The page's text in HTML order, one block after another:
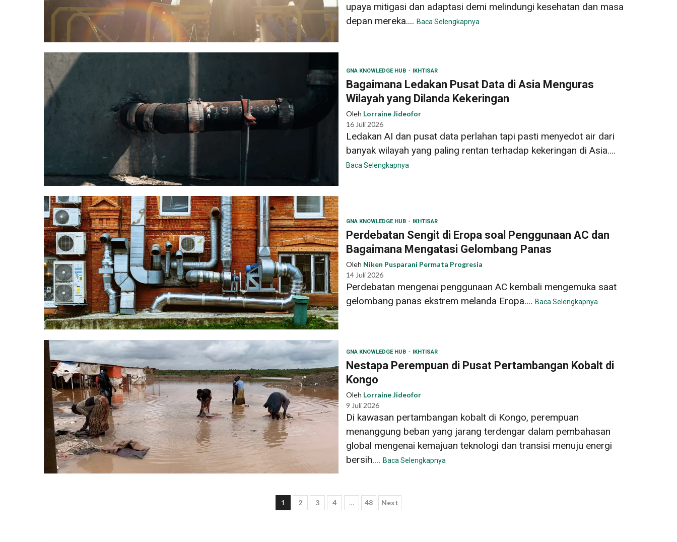
upaya mitigasi dan adaptasi demi melindungi kesehatan dan masa
depan mereka.... Baca Selengkapnya
GNA KNOWLEDGE HUB IKHTISAR
Bagaimana Ledakan Pusat Data di Asia Menguras
Wilayah yang Dilanda Kekeringan
Oleh Lorraine Jideofor
16 Juli 2026
Ledakan AI dan pusat data perlahan tapi pasti menyedot air dari
banyak wilayah yang paling rentan terhadap kekeringan di Asia....
Baca Selengkapnya
GNA KNOWLEDGE HUB IKHTISAR
Perdebatan Sengit di Eropa soal Penggunaan AC dan
Bagaimana Mengatasi Gelombang Panas
Oleh Niken Pusparani Permata Progresia
14 Juli 2026
Perdebatan mengenai penggunaan AC kembali mengemuka saat
gelombang panas ekstrem melanda Eropa.... Baca Selengkapnya
GNA KNOWLEDGE HUB IKHTISAR
Nestapa Perempuan di Pusat Pertambangan Kobalt di
Kongo
Oleh Lorraine Jideofor
9 Juli 2026
Di kawasan pertambangan kobalt di Kongo, perempuan
menanggung beban yang jarang terdengar dalam pembahasan
global mengenai kemajuan teknologi dan transisi menuju energi
bersih.... Baca Selengkapnya
Paginasi
1 2 3 4 … 48 Next